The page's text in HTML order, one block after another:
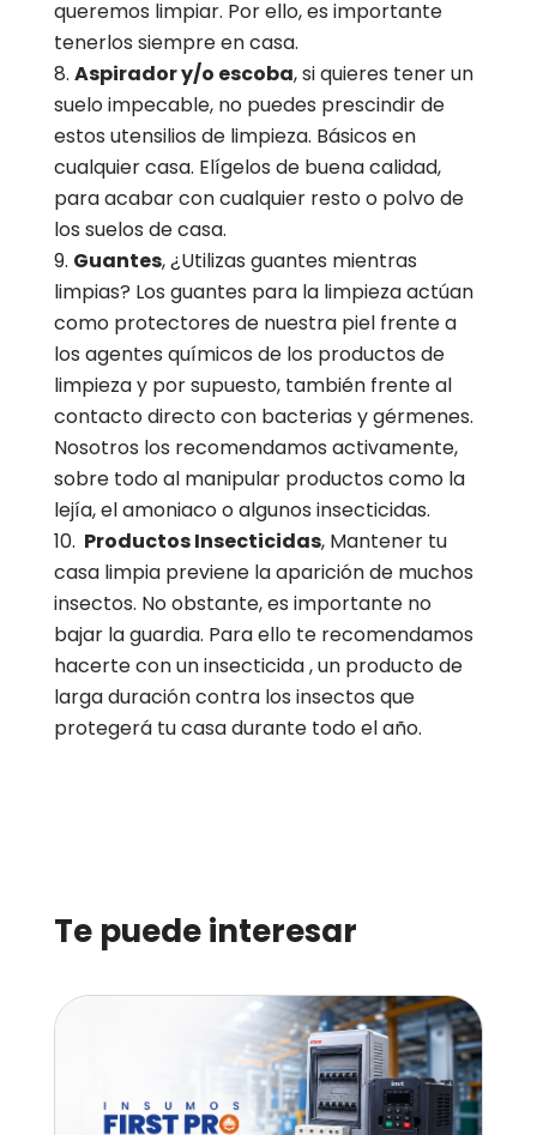
queremos limpiar. Por ello, es importante
tenerlos siempre en casa.
Aspirador y/o escoba, si quieres tener un
suelo impecable, no puedes prescindir de
estos utensilios de limpieza. Básicos en
cualquier casa. Elígelos de buena calidad,
para acabar con cualquier resto o polvo de
los suelos de casa.
Guantes, ¿Utilizas guantes mientras
limpias? Los guantes para la limpieza actúan
como protectores de nuestra piel frente a
los agentes químicos de los productos de
limpieza y por supuesto, también frente al
contacto directo con bacterias y gérmenes.
Nosotros los recomendamos activamente,
sobre todo al manipular productos como la
lejía, el amoniaco o algunos insecticidas.
Productos Insecticidas, Mantener tu
casa limpia previene la aparición de muchos
insectos. No obstante, es importante no
bajar la guardia. Para ello te recomendamos
hacerte con un insecticida , un producto de
larga duración contra los insectos que
protegerá tu casa durante todo el año.
Te puede interesar